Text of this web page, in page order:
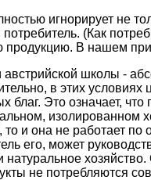
игнорирует не
(Как
продукцию. В нашем
школы -
в этих
благ. Это означает,
и она не работает
его, может
не потребляются